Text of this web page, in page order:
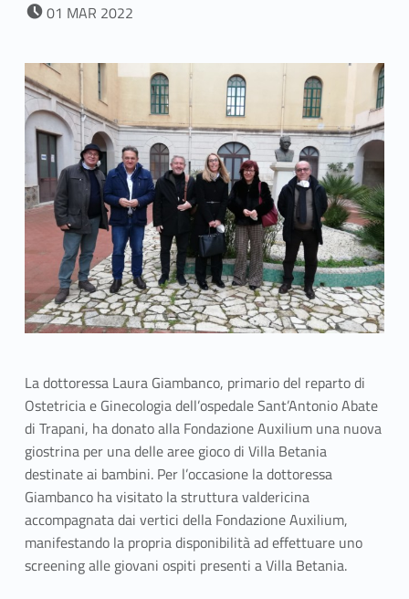
01 MAR 2022
La dottoressa Laura Giambanco, primario del reparto di
Ostetricia e Ginecologia dell’ospedale Sant’Antonio Abate
di Trapani, ha donato alla Fondazione Auxilium una nuova
giostrina per una delle aree gioco di Villa Betania
destinate ai bambini. Per l’occasione la dottoressa
Giambanco ha visitato la struttura valdericina
accompagnata dai vertici della Fondazione Auxilium,
manifestando la propria disponibilità ad effettuare uno
screening alle giovani ospiti presenti a Villa Betania.